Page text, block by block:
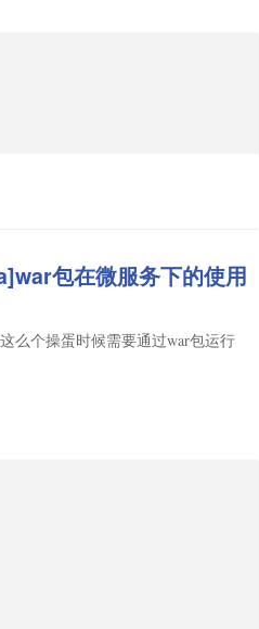
包在微服务下的使用
么个操蛋时候需要通过war包运行